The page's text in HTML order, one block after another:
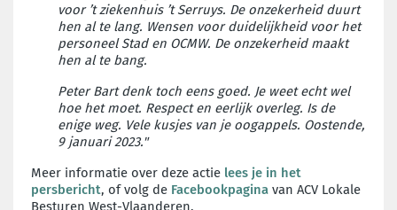
voor ’t ziekenhuis ’t Serruys. De onzekerheid duurt
hen al te lang. Wensen voor duidelijkheid voor het
personeel Stad en OCMW. De onzekerheid maakt
hen al te bang.
Peter Bart denk toch eens goed. Je weet echt wel
hoe het moet. Respect en eerlijk overleg. Is de
enige weg. Vele kusjes van je oogappels. Oostende,
9 januari 2023."
Meer informatie over deze actie lees je in het
persbericht, of volg de Facebookpagina van ACV Lokale
Besturen West-Vlaanderen.